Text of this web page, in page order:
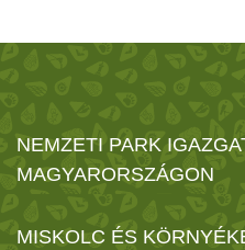
NEMZETI PARK
MAGYARORSZÁGON
MISKOLC ÉS